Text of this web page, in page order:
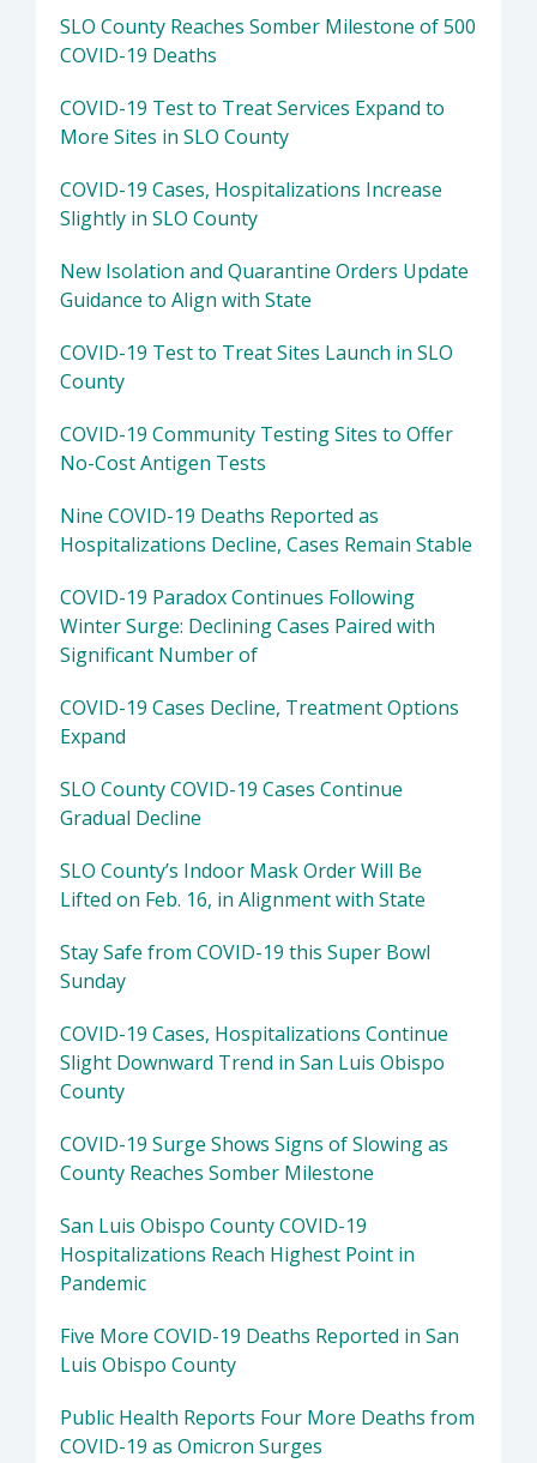
SLO County Reaches Somber Milestone of 500
COVID-19 Deaths
COVID-19 Test to Treat Services Expand to
More Sites in SLO County
COVID-19 Cases, Hospitalizations Increase
Slightly in SLO County
New Isolation and Quarantine Orders Update
Guidance to Align with State
COVID-19 Test to Treat Sites Launch in SLO
County
COVID-19 Community Testing Sites to Offer
No-Cost Antigen Tests
Nine COVID-19 Deaths Reported as
Hospitalizations Decline, Cases Remain Stable
COVID-19 Paradox Continues Following
Winter Surge: Declining Cases Paired with
Significant Number of
COVID-19 Cases Decline, Treatment Options
Expand
SLO County COVID-19 Cases Continue
Gradual Decline
SLO County’s Indoor Mask Order Will Be
Lifted on Feb. 16, in Alignment with State
Stay Safe from COVID-19 this Super Bowl
Sunday
COVID-19 Cases, Hospitalizations Continue
Slight Downward Trend in San Luis Obispo
County
COVID-19 Surge Shows Signs of Slowing as
County Reaches Somber Milestone
San Luis Obispo County COVID-19
Hospitalizations Reach Highest Point in
Pandemic
Five More COVID-19 Deaths Reported in San
Luis Obispo County
Public Health Reports Four More Deaths from
COVID-19 as Omicron Surges